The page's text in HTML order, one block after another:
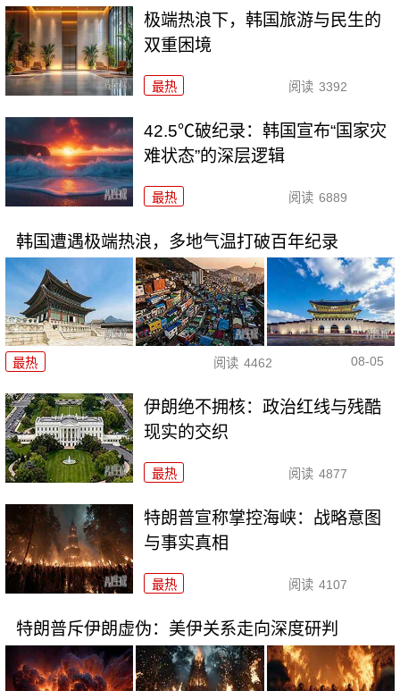
极端热浪下，韩国旅游与民生的
双重困境
最热 阅读 3392
42.5℃破纪录：韩国宣布“国家灾
难状态”的深层逻辑
最热 阅读 6889
韩国遭遇极端热浪，多地气温打破百年纪录
最热 阅读 4462 08-05
伊朗绝不拥核：政治红线与残酷
现实的交织
最热 阅读 4877
特朗普宣称掌控海峡：战略意图
与事实真相
最热 阅读 4107
特朗普斥伊朗虚伪：美伊关系走向深度研判